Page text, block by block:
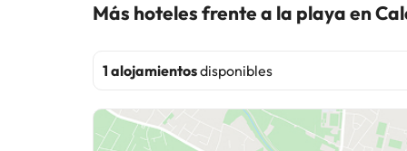
Más hoteles frente a la playa en
1 alojamientosdisponibles